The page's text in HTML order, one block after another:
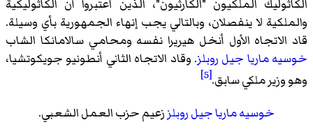
الكاثوليك الملكيون "الكارثيون"، الذين اعتبروا أن الكاثوليكية
والملكية لا ينفصلان، وبالتالي يجب إنهاء الجمهورية بأي وسيلة.
قاد الاتجاه الأول أنخل هيريرا نفسه ومحامي سالامانكا الشاب
خوسيه ماريا جيل روبلز. وقاد الاتجاه الثاني أنطونيو جويكوتشيا،
وهو وزير ملكي سابق.[5]
خوسيه ماريا جيل روبلززعيم حزب العمل الشعبي.